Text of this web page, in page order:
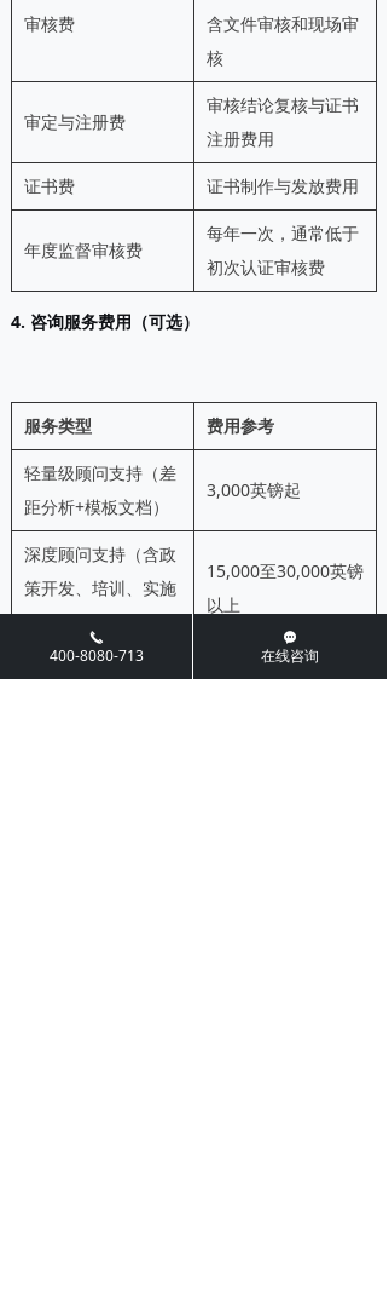
审核费
含文件审核和现场审
核
审定与注册费
审核结论复核与证书
注册费用
证书费 证书制作与发放费用
年度监督审核费
每年一次，通常低于
初次认证审核费
4. 咨询服务费用（可选）
服务类型 费用参考
轻量级顾问支持（差
距分析+模板文档）
3,000英镑起
深度顾问支持（含政
策开发、培训、实施
辅导）
15,000至30,000英镑
以上
끅
400-8080-713
끁
在线咨询